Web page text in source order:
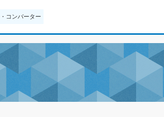
・ コンバーター